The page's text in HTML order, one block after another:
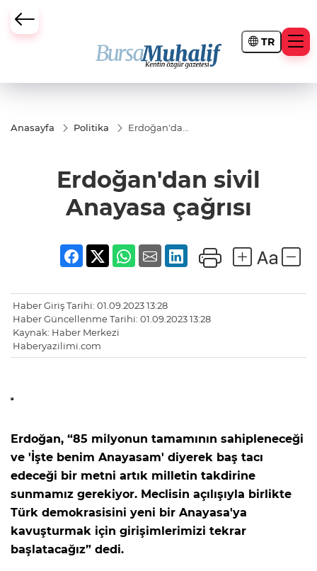
TR
Büyükşehir Darbesi
Anasayfa Politika
Erdoğan'dan
Erdoğan'dan sivil
Anayasa çağrısı
Haber Giriş Tarihi: 01.09.2023 13:28
Haber Güncellenme Tarihi: 01.09.2023 13:28
Kaynak: Haber Merkezi
Haberyazilimi.com
Erdoğan, “85 milyonun tamamının sahipleneceği
ve 'İşte benim Anayasam' diyerek baş tacı
edeceği bir metni artık milletin takdirine
sunmamız gerekiyor. Meclisin açılışıyla birlikte
Türk demokrasisini yeni bir Anayasa'ya
kavuşturmak için girişimlerimizi tekrar
başlatacağız” dedi.